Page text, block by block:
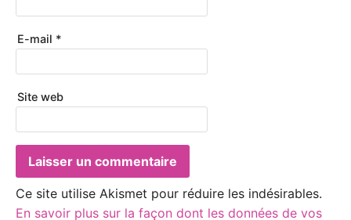
E-mail *
Site web
Ce site utilise Akismet pour réduire les indésirables.
En savoir plus sur la façon dont les données de vos